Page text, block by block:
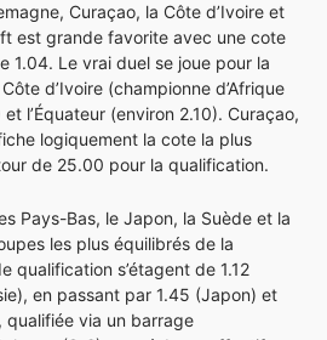
Curaçao, la Côte d’Ivoire et
est grande favorite avec une cote
1.04. Le vrai duel se joue pour la
d’Ivoire (championne d’Afrique
l’Équateur (environ 2.10). Curaçao,
logiquement la cote la plus
de 25.00 pour la qualification.
Pays-Bas, le Japon, la Suède et la
les plus équilibrés de la
qualification s’étagent de 1.12
en passant par 1.45 (Japon) et
qualifiée via un barrage